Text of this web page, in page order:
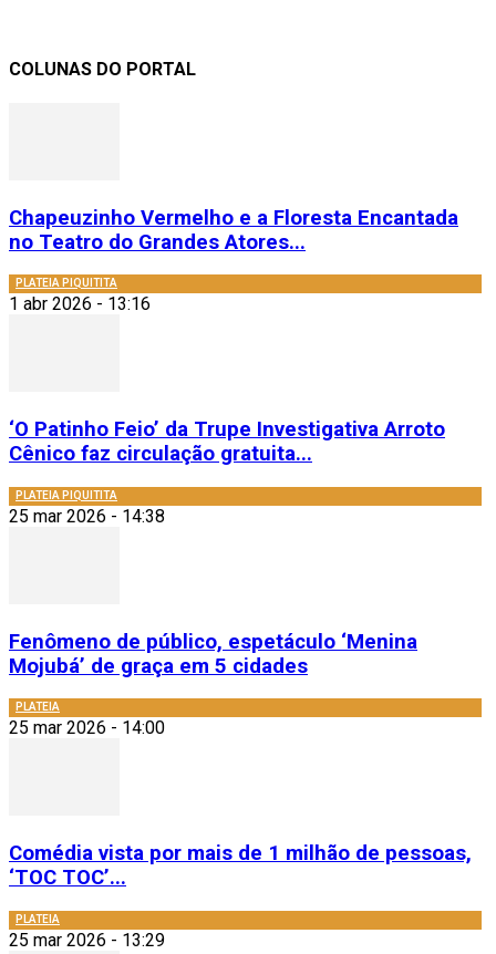
COLUNAS DO PORTAL
Chapeuzinho Vermelho e a Floresta Encantada
no Teatro do Grandes Atores...
PLATEIA PIQUITITA
1 abr 2026 - 13:16
‘O Patinho Feio’ da Trupe Investigativa Arroto
Cênico faz circulação gratuita...
PLATEIA PIQUITITA
25 mar 2026 - 14:38
Fenômeno de público, espetáculo ‘Menina
Mojubá’ de graça em 5 cidades
PLATEIA
25 mar 2026 - 14:00
Comédia vista por mais de 1 milhão de pessoas,
‘TOC TOC’...
PLATEIA
25 mar 2026 - 13:29